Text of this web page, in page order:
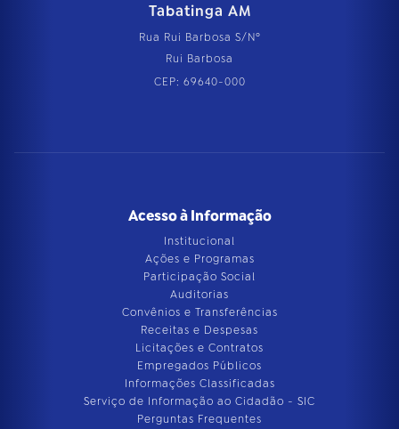
Tabatinga AM
Rua Rui Barbosa S/Nº
Rui Barbosa
CEP: 69640-000
Acesso à Informação
Institucional
Ações e Programas
Participação Social
Auditorias
Convênios e Transferências
Receitas e Despesas
Licitações e Contratos
Empregados Públicos
Informações Classificadas
Serviço de Informação ao Cidadão - SIC
Perguntas Frequentes